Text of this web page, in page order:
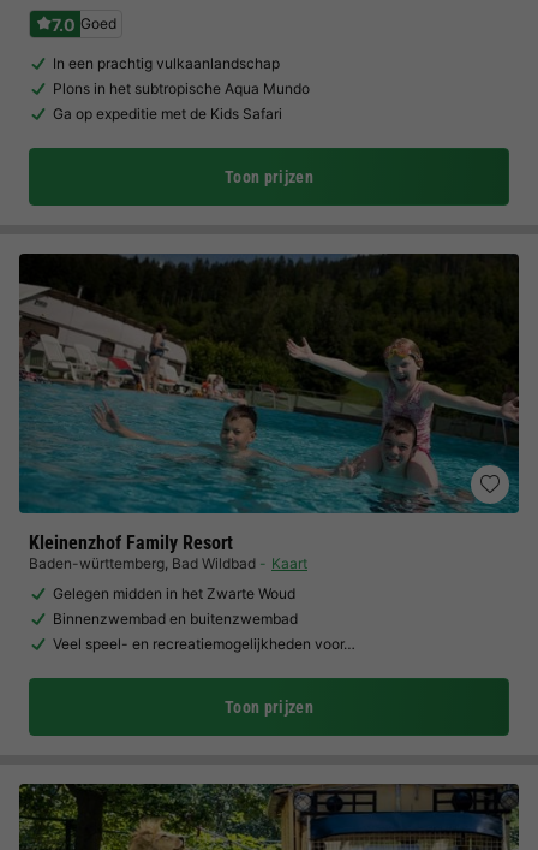
7.0 Goed
In een prachtig vulkaanlandschap
Plons in het subtropische Aqua Mundo
Ga op expeditie met de Kids Safari
Toon prijzen
Kleinenzhof Family Resort
Baden-württemberg, Bad Wildbad
Kaart
Gelegen midden in het Zwarte Woud
Binnenzwembad en buitenzwembad
Veel speel- en recreatiemogelijkheden voor…
Toon prijzen